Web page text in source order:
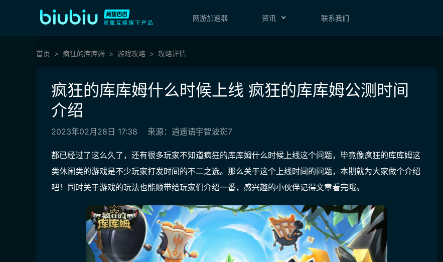
网游加速器 资讯 联系我们
首页 疯狂的库库姆 游戏攻略 攻略详情
疯狂的库库姆什么时候上线 疯狂的库库姆公测时间
介绍
2023年02月28日 17:38 来源：逍遥语宇智波斑7
都已经过了这么久了，还有很多玩家不知道疯狂的库库姆什么时候上线这个问题，毕竟像疯狂的库库姆这
类休闲类的游戏是不少玩家打发时间的不二之选。那么关于这个上线时间的问题，本期就为大家做个介绍
吧！同时关于游戏的玩法也能顺带给玩家们介绍一番，感兴趣的小伙伴记得文章看完哦。